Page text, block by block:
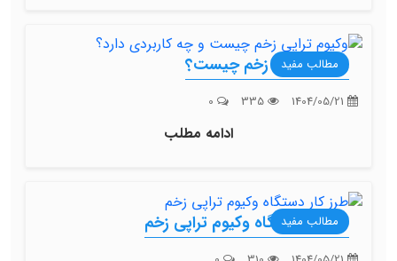
مطالب مفید
وکیوم تراپی زخم چیست؟
ادامه مطلب
مطالب مفید
طرز کار دستگاه وکیوم تراپی زخم